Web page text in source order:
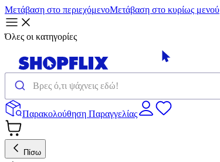
Μετάβαση στο περιεχόμενοΜετάβαση στο κυρίως μενού
Όλες οι κατηγορίες
Παρακολούθηση Παραγγελίας
Πίσω